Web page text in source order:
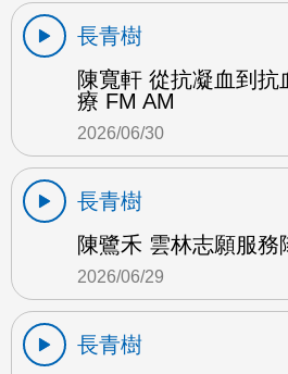
長青樹
陳寬軒 從抗凝血到
療 FM AM
2026/06/30
長青樹
陳鷺禾 雲林志願服務
2026/06/29
長青樹